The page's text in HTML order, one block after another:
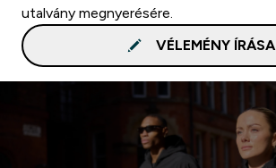
utalvány megnyerésére.
VÉLEMÉNY ÍRÁSA